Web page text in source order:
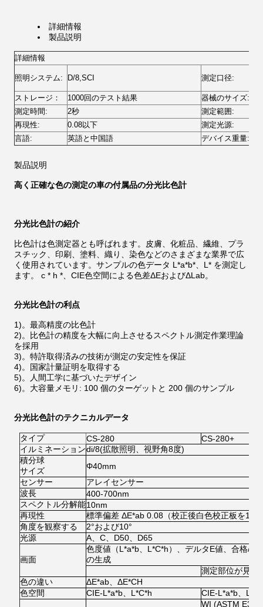
詳細情報
製品説明
詳細情報
照明システム: D/8,SCI 測定口径:
ストレージ：
1000回のテスト結果 器械のサイズ:
測定時間:
2秒 測定範囲:
再現性:
0.08以下 測定光源:
言語:
英語と中国語 デバイス重量:
製品説明
高く正確な色の測定の車の付属品の分光比色計
分光比色計の紹介
比色計は色測定器とも呼ばれます。皮膚、化粧品、繊維、プラ
スチック、印刷、塗料、織り、染色などのさまざまな業界で広
く使用されています。サンプルの色データ L*a*b*、L* を測定し
ます。 c * h *、CIE色空間による色差ΔEおよびΔLab。
分光比色計の利点
1)。最高精度の比色計
2)。比色計の精度を大幅に向上させるスペクトル測定作業理論
を採用
3)。特許取得済みの技術が測定の安定性を保証
4)。国家計量証明を取得する
5)。人間工学に基づいたデザイン
6)。大容量メモリ: 100 個のターゲットと 200 個のサンプル
分光比色計のテクニカルデータ
タイプ CS-280
CS-280+
イルミネーションdi/8(拡散照明、視野角8度)
積分球
サイズ
Φ40mm
センサー
アレイセンサー
波長
400-700nm
スペクトル分解能10nm
再現性
標準偏差 ΔE*ab 0.08（校正後白色校正板を10
角度を観察する
2°および10°
光源
A、C、D50、D65
画面
色度値（L*a*b、L*C*h）、デルタE値、合格/
の生成
測定部位が見え
色の違い
ΔE*ab、ΔE*CH
色空間
CIE-L*a*b、L*C*h
CIE-L*a*b、
WI (ASTM